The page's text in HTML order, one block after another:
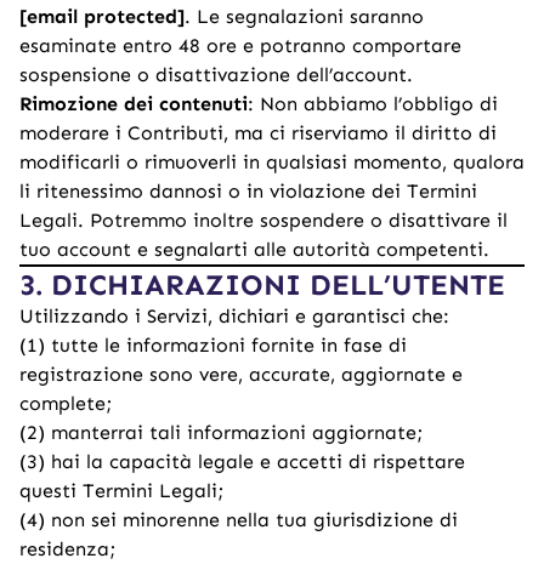
[email protected]. Le segnalazioni saranno
esaminate entro 48 ore e potranno comportare
sospensione o disattivazione dell’account.
Rimozione dei contenuti: Non abbiamo l’obbligo di
moderare i Contributi, ma ci riserviamo il diritto di
modificarli o rimuoverli in qualsiasi momento, qualora
li ritenessimo dannosi o in violazione dei Termini
Legali. Potremmo inoltre sospendere o disattivare il
tuo account e segnalarti alle autorità competenti.
3. DICHIARAZIONI DELL’UTENTE
Utilizzando i Servizi, dichiari e garantisci che:
(1) tutte le informazioni fornite in fase di
registrazione sono vere, accurate, aggiornate e
complete;
(2) manterrai tali informazioni aggiornate;
(3) hai la capacità legale e accetti di rispettare
questi Termini Legali;
(4) non sei minorenne nella tua giurisdizione di
residenza;